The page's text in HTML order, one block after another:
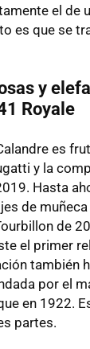
el de
es que se
y
Royale
es
y la
Hasta
de
de
el primer
también
por el
en 1922.
partes.